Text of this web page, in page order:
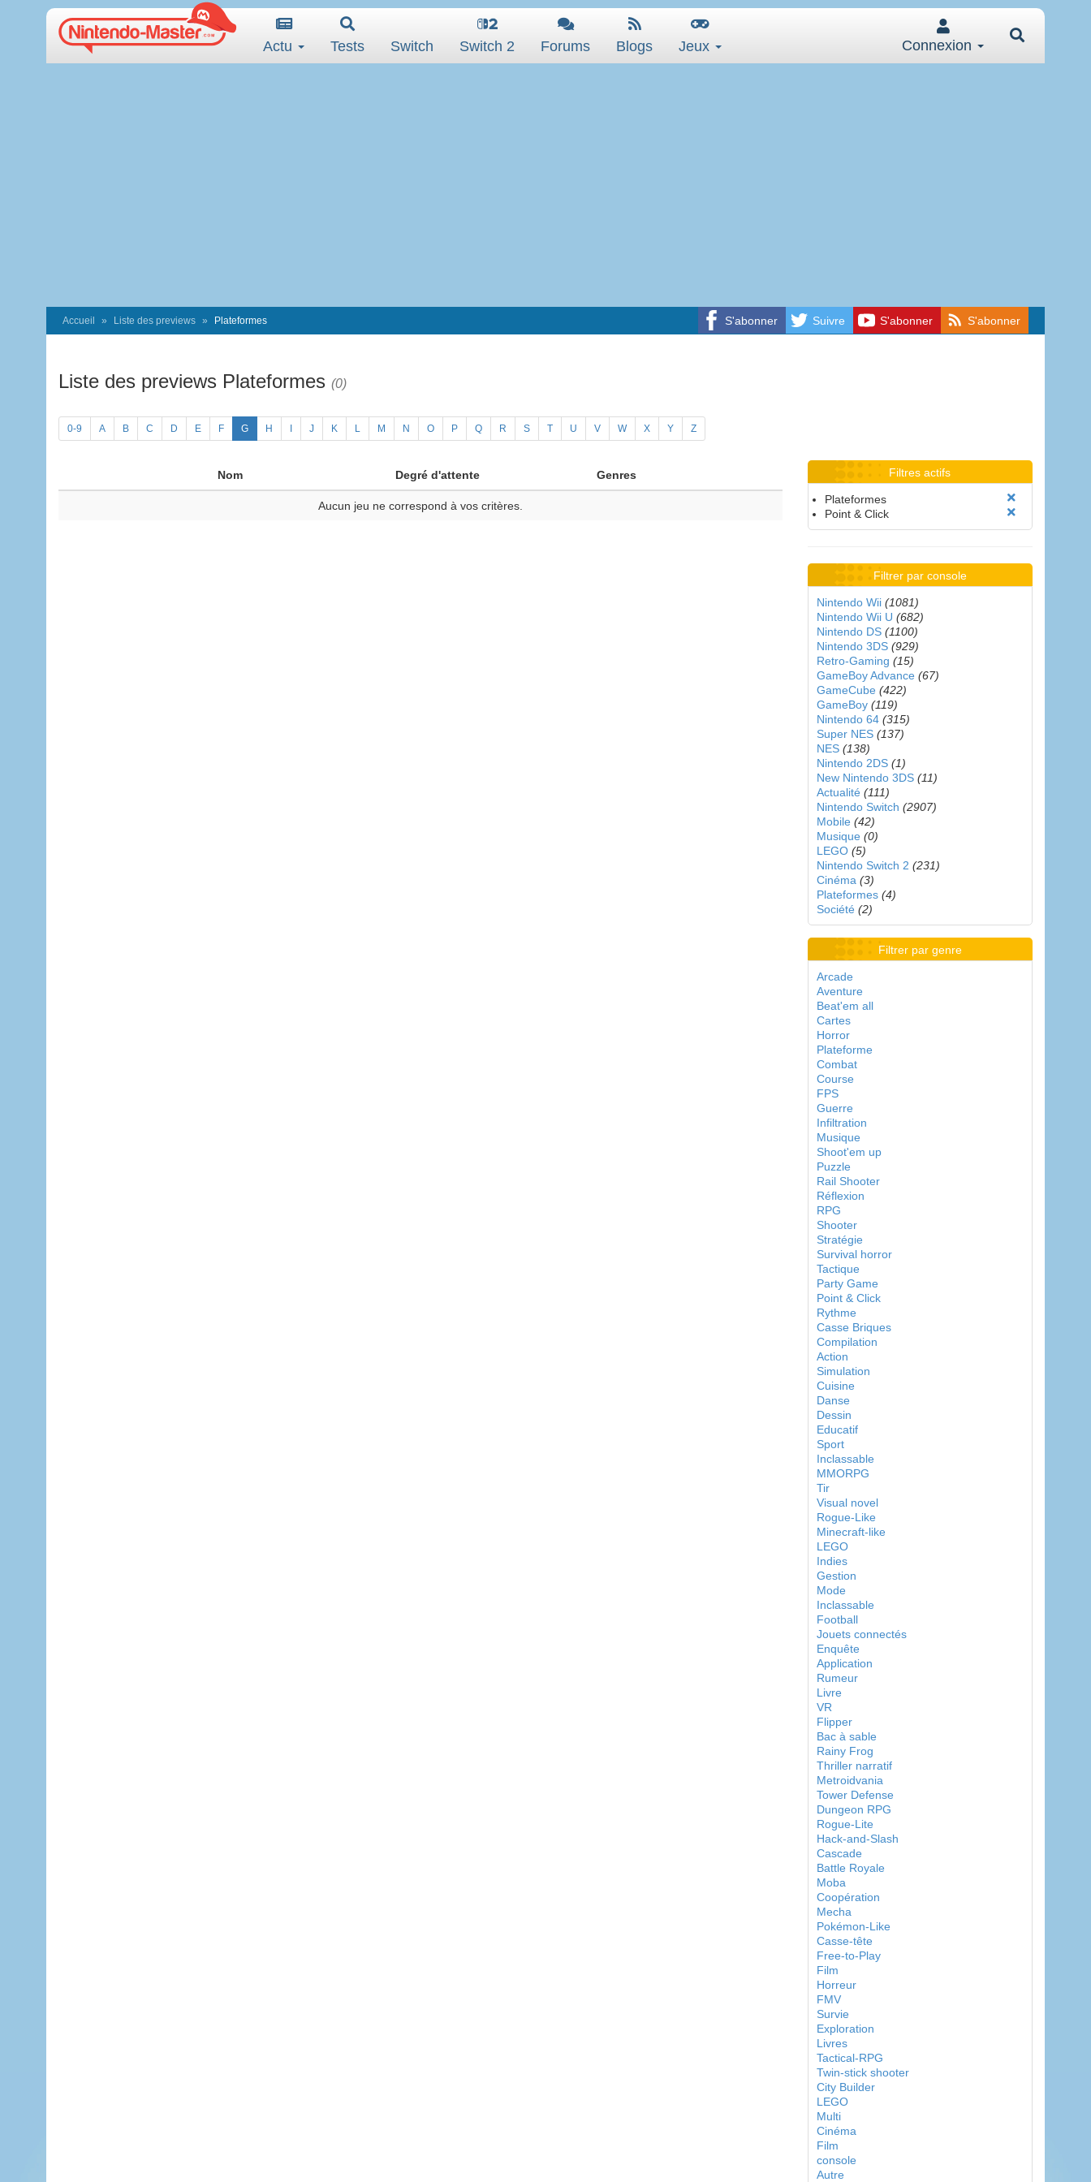
Actu Tests Switch Switch 2 Forums Blogs Jeux Connexion
S'abonner Suivre S'abonner S'abonner
Accueil Liste des previews Plateformes
Liste des previews Plateformes (0)
0-9 A B C D E F G H J K L M N O P Q R S T U V W X Y Z
Nom Degré d'attente Genres
Aucun jeu ne correspond à vos critères.
Filtres actifs
Plateformes
Point & Click
Filtrer par console
Nintendo Wii (1081)
Nintendo Wii U (682)
Nintendo DS (1100)
Nintendo 3DS (929)
Retro-Gaming (15)
GameBoy Advance (67)
GameCube (422)
GameBoy (119)
Nintendo 64 (315)
Super NES (137)
NES (138)
Nintendo 2DS (1)
New Nintendo 3DS (11)
Actualité (111)
Nintendo Switch (2907)
Mobile (42)
Musique (0)
LEGO (5)
Nintendo Switch 2 (231)
Cinéma (3)
Plateformes (4)
Société (2)
Filtrer par genre
Arcade
Aventure
Beat'em all
Cartes
Horror
Plateforme
Combat
Course
FPS
Guerre
Infiltration
Musique
Shoot'em up
Puzzle
Rail Shooter
Réflexion
RPG
Shooter
Stratégie
Survival horror
Tactique
Party Game
Point & Click
Rythme
Casse Briques
Compilation
Action
Simulation
Cuisine
Danse
Dessin
Educatif
Sport
Inclassable
MMORPG
Tir
Visual novel
Rogue-Like
Minecraft-like
LEGO
Indies
Gestion
Mode
Inclassable
Football
Jouets connectés
Enquête
Application
Rumeur
Livre
VR
Flipper
Bac à sable
Rainy Frog
Thriller narratif
Metroidvania
Tower Defense
Dungeon RPG
Rogue-Lite
Hack-and-Slash
Cascade
Battle Royale
Moba
Coopération
Mecha
Pokémon-Like
Casse-tête
Free-to-Play
Film
Horreur
FMV
Survie
Exploration
Livres
Tactical-RPG
Twin-stick shooter
City Builder
LEGO
Multi
Cinéma
Film
console
Autre